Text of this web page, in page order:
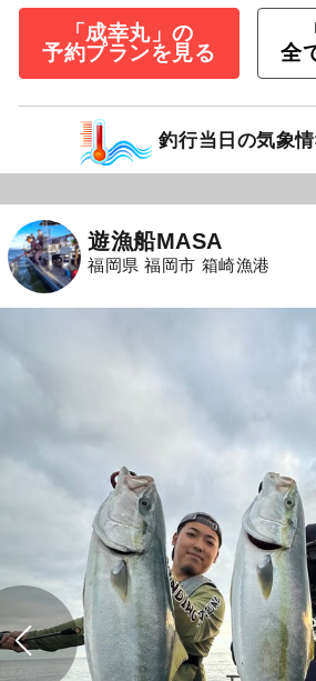
「成幸丸」の
予約プランを見る
全
釣行当日の気象
遊漁船MASA
福岡県 福岡市 箱崎漁港